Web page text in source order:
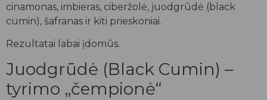
cinamonas, imbieras, ciberžolė, juodgrūdė (black
cumin), šafranas ir kiti prieskoniai.
Rezultatai labai įdomūs.
Juodgrūdė (Black Cumin) –
tyrimo „čempionė“